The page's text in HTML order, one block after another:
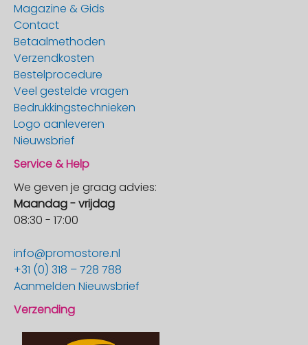
Magazine & Gids
Contact
Betaalmethoden
Verzendkosten
Bestelprocedure
Veel gestelde vragen
Bedrukkingstechnieken
Logo aanleveren
Nieuwsbrief
Service & Help
We geven je graag advies:
Maandag - vrijdag
08:30 - 17:00
info@promostore.nl
+31 (0) 318 – 728 788
Aanmelden Nieuwsbrief
Verzending